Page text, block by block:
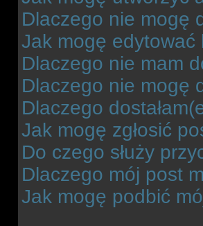
Dlaczego nie mogę
Jak mogę
Dlaczego nie mam
Dlaczego nie mogę
Dlaczego
Jak mogę zgłosić
Do czego służy
Dlaczego mój post
Jak mogę podbić